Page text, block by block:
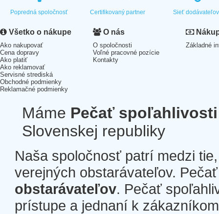
Popredná spoločnosť Certifikovaný partner Sieť dodávateľov
Všetko o nákupe
Ako nakupovať
Cena dopravy
Ako platiť
Ako reklamovať
Servisné strediská
Obchodné podmienky
Reklamačné podmienky
O nás
O spoločnosti
Voľné pracovné pozície
Kontakty
Základné
Máme Pečať spoľahlivosti
Slovenskej republiky
Naša spoločnosť patrí medzi
verejných obstarávateľov.
obstarávateľov. Pečať
prístupe a jednaní k